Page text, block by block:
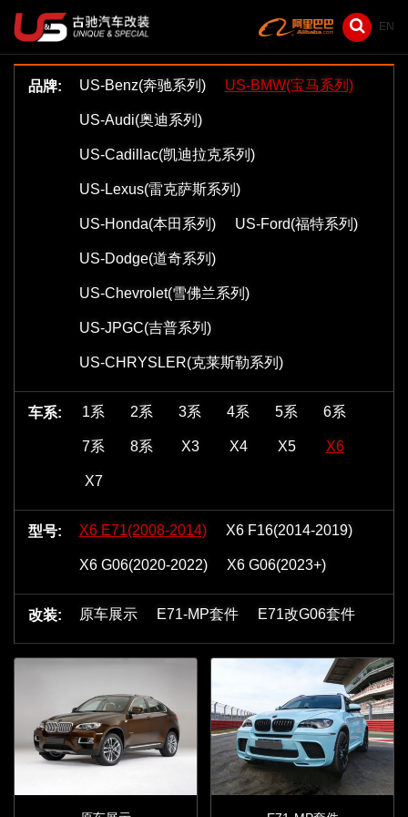
EN
品牌: US-Benz(奔驰系列) US-BMW(宝马系列)
US-Audi(奥迪系列)
US-Cadillac(凯迪拉克系列)
US-Lexus(雷克萨斯系列)
US-Honda(本田系列) US-Ford(福特系列)
US-Dodge(道奇系列)
US-Chevrolet(雪佛兰系列)
US-JPGC(吉普系列)
US-CHRYSLER(克莱斯勒系列)
车系: 1系 2系 3系 4系 5系 6系
7系 8系 X3 X4 X5 X6
X7
型号: X6 E71(2008-2014) X6 F16(2014-2019)
X6 G06(2020-2022) X6 G06(2023+)
改装: 原车展示 E71-MP套件 E71改G06套件